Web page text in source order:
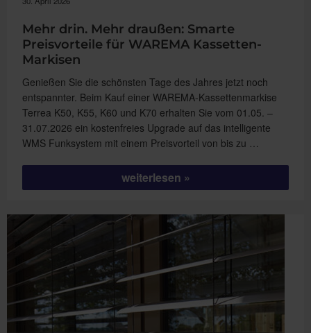
Mehr drin. Mehr draußen: Smarte
Preisvorteile für WAREMA Kassetten-
Markisen
Genießen Sie die schönsten Tage des Jahres jetzt noch
entspannter. Beim Kauf einer WAREMA-Kassettenmarkise
Terrea K50, K55, K60 und K70 erhalten Sie vom 01.05. –
31.07.2026 ein kostenfreies Upgrade auf das intelligente
WMS Funksystem mit einem Preisvorteil von bis zu …
„Mehr
drin.
Smarte
Preisvorteile
für
WAREMA
Kassetten-
Markisen“
weiterlesen